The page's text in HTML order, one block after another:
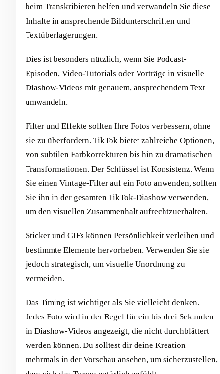
beim Transkribieren helfen und verwandeln Sie diese
Inhalte in ansprechende Bildunterschriften und
Textüberlagerungen.
Dies ist besonders nützlich, wenn Sie Podcast-
Episoden, Video-Tutorials oder Vorträge in visuelle
Diashow-Videos mit genauem, ansprechendem Text
umwandeln.
Filter und Effekte sollten Ihre Fotos verbessern, ohne
sie zu überfordern. TikTok bietet zahlreiche Optionen,
von subtilen Farbkorrekturen bis hin zu dramatischen
Transformationen. Der Schlüssel ist Konsistenz. Wenn
Sie einen Vintage-Filter auf ein Foto anwenden, sollten
Sie ihn in der gesamten TikTok-Diashow verwenden,
um den visuellen Zusammenhalt aufrechtzuerhalten.
Sticker und GIFs können Persönlichkeit verleihen und
bestimmte Elemente hervorheben. Verwenden Sie sie
jedoch strategisch, um visuelle Unordnung zu
vermeiden.
Das Timing ist wichtiger als Sie vielleicht denken.
Jedes Foto wird in der Regel für ein bis drei Sekunden
in Diashow-Videos angezeigt, die nicht durchblättert
werden können. Du solltest dir deine Kreation
mehrmals in der Vorschau ansehen, um sicherzustellen,